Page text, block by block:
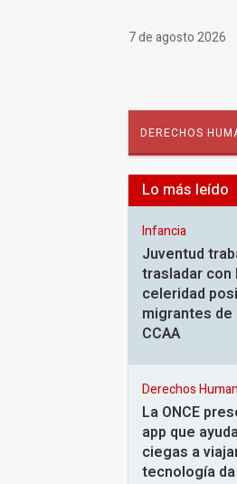
7 de agosto 2026
DERECHOS
Lo más leído
Infancia
Juventud
trasladar con
celeridad
migrantes de
CCAA
Derechos
La ONCE
app que
ciegas a
tecnología